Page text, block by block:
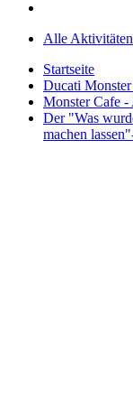
Alle Aktivitäten
Startseite
Ducati
Monster Cafe -
Der "Was
machen